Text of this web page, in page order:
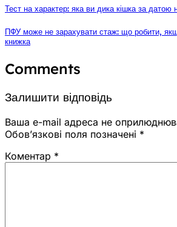
Тест на характер: яка ви дика кішка за датою
ПФУ може не зарахувати стаж: що робити,
книжка
Comments
Залишити відповідь
Ваша e-mail адреса не
Обов’язкові поля позначені *
Коментар *